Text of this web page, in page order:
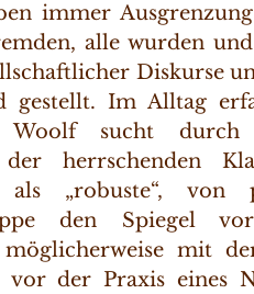
immer
alle wurden
Diskurse
gestellt. Im Alltag
Woolf sucht
der herrschenden
als „robuste“, von
den Spiegel
möglicherweise mit
vor der Praxis eines